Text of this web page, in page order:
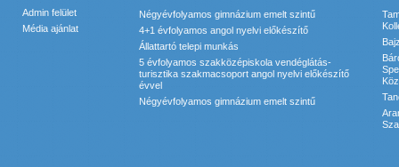
Admin felület
Média ajánlat
Négyévfolyamos gimnázium emelt szintű
4+1 évfolyamos angol nyelvi előkészítő
Állattartó telepi munkás
5 évfolyamos szakközépiskola vendéglátás-
turisztika szakmacsoport angol nyelvi előkészítő
évvel
Négyévfolyamos gimnázium emelt szintű